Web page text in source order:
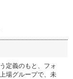
定義のもと、フォ
場グループで、未